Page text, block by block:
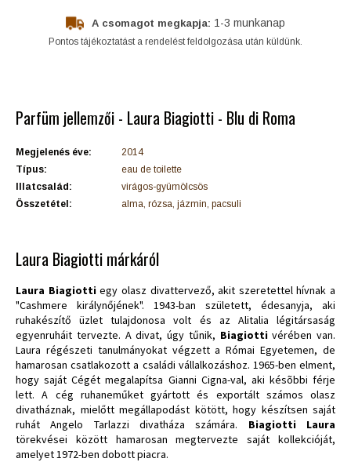
A csomagot megkapja: 1-3 munkanap
Pontos tájékoztatást a rendelést feldolgozása után küldünk.
Parfüm jellemzői - Laura Biagiotti - Blu di Roma
Megjelenés éve:
2014
Típus:
eau de toilette
Illatcsalád:
virágos-gyümölcsös
Összetétel:
alma, rózsa, jázmin, pacsuli
Laura Biagiotti márkáról
Laura Biagiottiegy olasz divattervező, akit szeretettel hívnak a
"Cashmere királynőjének". 1943-ban született, édesanyja, aki
ruhakészítő üzlet tulajdonosa volt és az Alitalia légitársaság
egyenruháit tervezte. A divat, úgy tűnik, Biagiottivérében van.
Laura régészeti tanulmányokat végzett a Római Egyetemen, de
hamarosan csatlakozott a családi vállalkozáshoz. 1965-ben elment,
hogy saját Cégét megalapítsa Gianni Cigna-val, aki késõbbi férje
lett. A cég ruhaneműket gyártott és exportált számos olasz
divatháznak, mielőtt megállapodást kötött, hogy készítsen saját
ruhát Angelo Tarlazzi divatháza számára. Biagiotti Laura
törekvései között hamarosan megtervezte saját kollekcióját,
amelyet 1972-ben dobott piacra.